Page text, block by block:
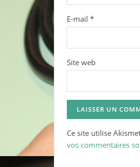
E-mail *
Site web
Ce site utilise
vos commentaires